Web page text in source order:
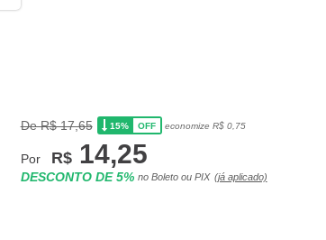
De R$ 17,65 15% OFF economize R$ 0,75
Por R$ 14,25
DESCONTO DE 5% no Boleto ou PIX (já aplicado)